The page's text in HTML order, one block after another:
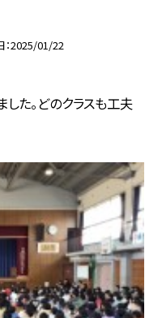
2025/01/22
た。どのクラスも工夫